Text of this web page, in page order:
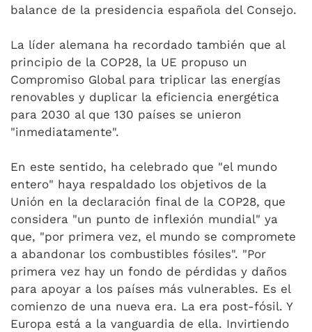
balance de la presidencia española del Consejo.
La líder alemana ha recordado también que al
principio de la COP28, la UE propuso un
Compromiso Global para triplicar las energías
renovables y duplicar la eficiencia energética
para 2030 al que 130 países se unieron
"inmediatamente".
En este sentido, ha celebrado que "el mundo
entero" haya respaldado los objetivos de la
Unión en la declaración final de la COP28, que
considera "un punto de inflexión mundial" ya
que, "por primera vez, el mundo se compromete
a abandonar los combustibles fósiles". "Por
primera vez hay un fondo de pérdidas y daños
para apoyar a los países más vulnerables. Es el
comienzo de una nueva era. La era post-fósil. Y
Europa está a la vanguardia de ella. Invirtiendo